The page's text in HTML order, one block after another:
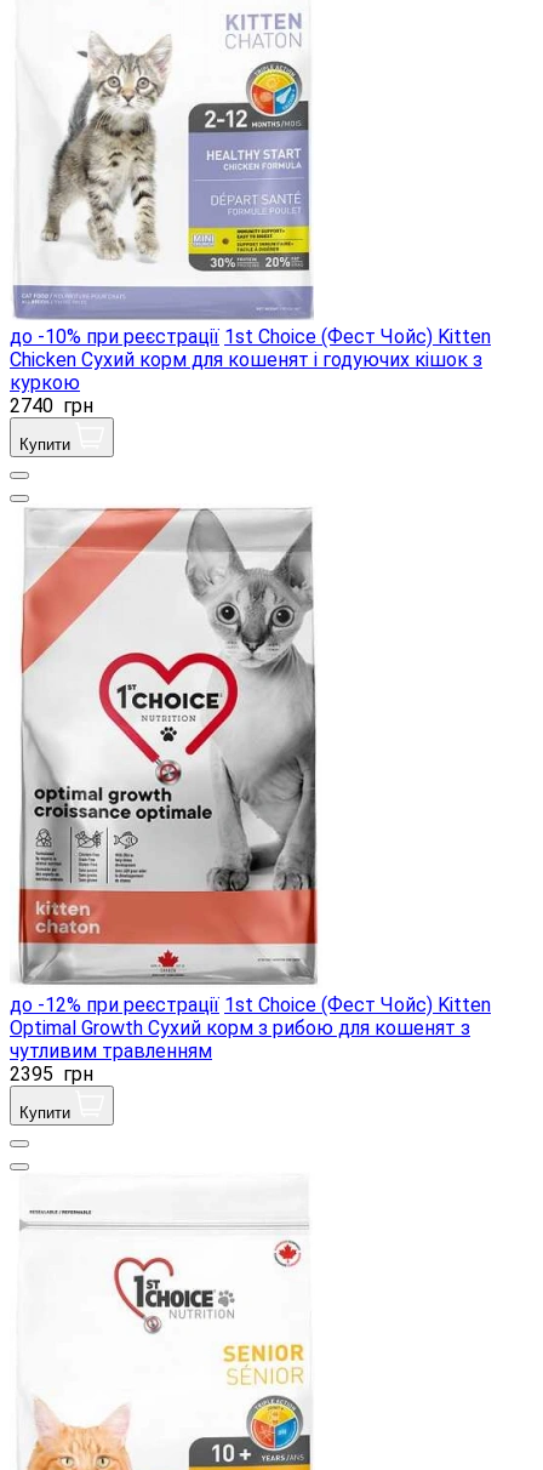
до -10% при реєстрації 1st Choice (Фест Чойс) Kitten
Chicken Сухий корм для кошенят і годуючих кішок з
куркою
2740 грн
Купити
до -12% при реєстрації 1st Choice (Фест Чойс) Kitten
Optimal Growth Сухий корм з рибою для кошенят з
чутливим травленням
2395 грн
Купити